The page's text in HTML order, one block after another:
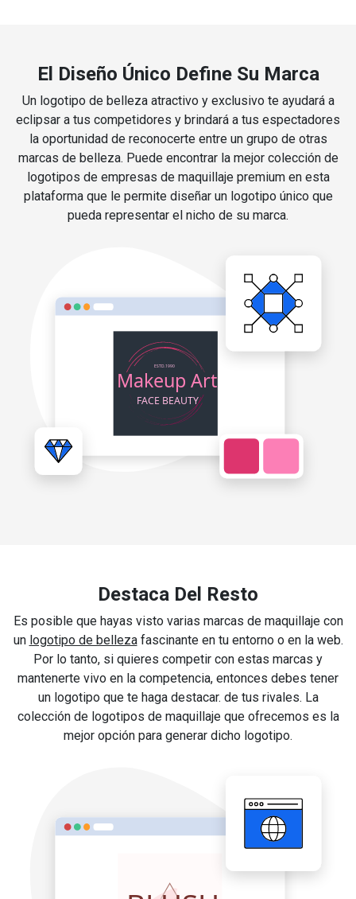
El Diseño Único Define Su Marca
Un logotipo de belleza atractivo y exclusivo te ayudará a
eclipsar a tus competidores y brindará a tus espectadores
la oportunidad de reconocerte entre un grupo de otras
marcas de belleza. Puede encontrar la mejor colección de
logotipos de empresas de maquillaje premium en esta
plataforma que le permite diseñar un logotipo único que
pueda representar el nicho de su marca.
Destaca Del Resto
Es posible que hayas visto varias marcas de maquillaje con
un logotipo de bellezafascinante en tu entorno o en la web.
Por lo tanto, si quieres competir con estas marcas y
mantenerte vivo en la competencia, entonces debes tener
un logotipo que te haga destacar. de tus rivales. La
colección de logotipos de maquillaje que ofrecemos es la
mejor opción para generar dicho logotipo.